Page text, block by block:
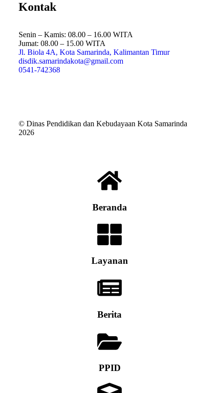
Kontak
Senin – Kamis: 08.00 – 16.00 WITA
Jumat: 08.00 – 15.00 WITA
Jl. Biola 4A, Kota Samarinda, Kalimantan Timur
disdik.samarindakota@gmail.com
0541-742368
© Dinas Pendidikan dan Kebudayaan Kota Samarinda
2026
Beranda
Layanan
Berita
PPID